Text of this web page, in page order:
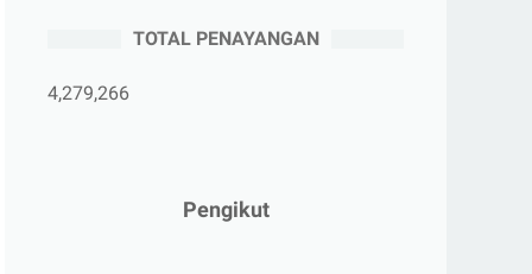
April 2025 (5)
►Maret 2025
TOTAL PENAYANGAN
4,279,266
Pengikut